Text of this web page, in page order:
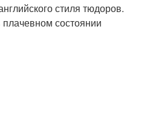
стиля тюдоров.
состоянии